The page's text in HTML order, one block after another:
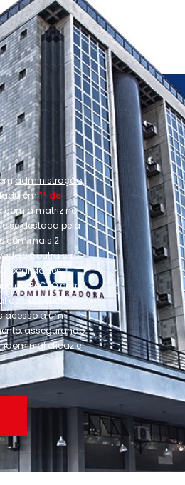
administração
em1º de
com a matriz no
se destaca pela
com mais 2
e outra em
localidades
da PACTO com
de excelência e
acesso a um
assegurando
eficaz e